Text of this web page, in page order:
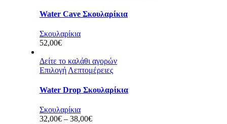
Water Cave Σκουλαρίκια
Σκουλαρίκια
52,00€
Δείτε το καλάθι αγορών
Επιλογή Λεπτομέρειες
Water Drop Σκουλαρίκια
Σκουλαρίκια
32,00€ – 38,00€Price